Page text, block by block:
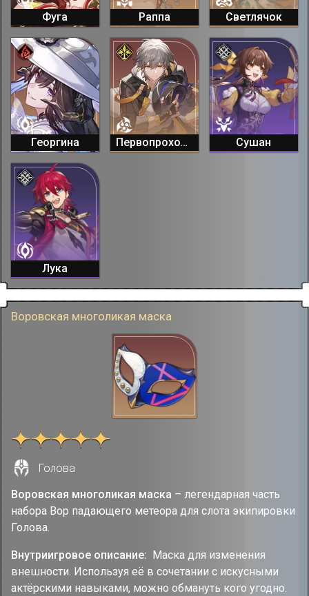
Фуга Раппа Светлячок
Георгина Первопроходец (Мнимый) Сушан
Лука
Воровская многоликая маска
Голова
Воровская многоликая маска – легендарная часть
набора Вор падающего метеора для слота экипировки
Голова.
Внутриигровое описание:
Маска для изменения
внешности. Используя её в сочетании с искусными
актёрскими навыками, можно обмануть кого угодно.